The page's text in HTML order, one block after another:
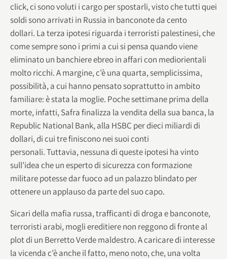
click, ci sono voluti i cargo per spostarli, visto che tutti quei
soldi sono arrivati in Russia in banconote da cento
dollari. La terza ipotesi riguarda i terroristi palestinesi, che
come sempre sono i primi a cui si pensa quando viene
eliminato un banchiere ebreo in affari con mediorientali
molto ricchi. A margine, c’è una quarta, semplicissima,
possibilità, a cui hanno pensato soprattutto in ambito
familiare: è stata la moglie. Poche settimane prima della
morte, infatti, Safra finalizza la vendita della sua banca, la
Republic National Bank, alla HSBC per dieci miliardi di
dollari, di cui tre finiscono nei suoi conti
personali. Tuttavia, nessuna di queste ipotesi ha vinto
sull’idea che un esperto di sicurezza con formazione
militare potesse dar fuoco ad un palazzo blindato per
ottenere un applauso da parte del suo capo.
Sicari della mafia russa, trafficanti di droga e banconote,
terroristi arabi, mogli ereditiere non reggono di fronte al
plot di un Berretto Verde maldestro. A caricare di interesse
la vicenda c’è anche il fatto, meno noto, che, una volta